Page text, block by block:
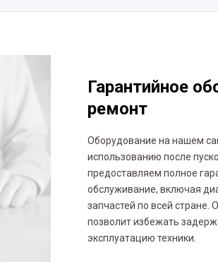
Гарантийное
ремонт
Оборудование на нашем
использованию после
предоставляем полное
обслуживание, включая
запчастей по всей
позволит избежать
эксплуатацию техники.